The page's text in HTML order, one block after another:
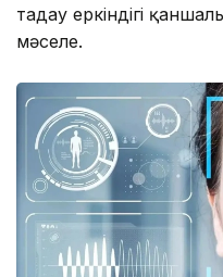
таңдау еркіндігі
мәселе.